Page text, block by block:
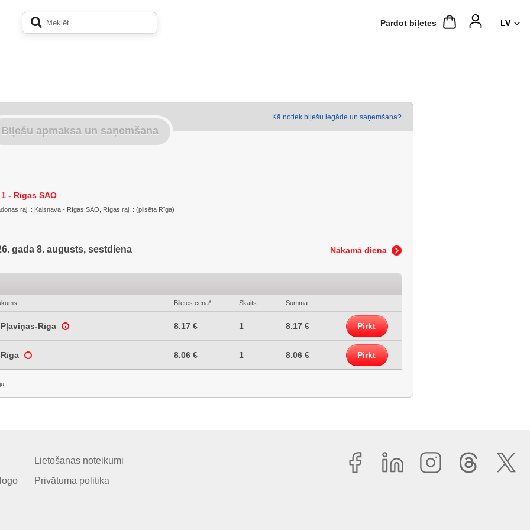
Pārdot biļetes
Kā notiek biļešu iegāde un saņemšana?
Biļešu apmaksa un saņemšana
- Rīgas SAO
raj. : Kalsnava - Rīgas SAO, Rīgas raj. : (pilsēta Rīga)
Nākamā diena
gada 8. augusts, sestdiena
Biļetes cena* Skaits Summa
Rīga 8.17 € 1 8.17 € Pirkt
8.06 € 1 8.06 € Pirkt
Lietošanas noteikumi
Privātuma politika